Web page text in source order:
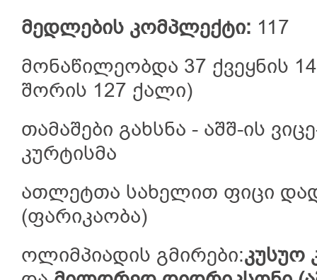
მედლების კომპლექტი: 117
მონაწილეობდა 37 ქვეყნის
შორის 127 ქალი)
თამაშები გახსნა - აშშ-ის
კურტისმა
ათლეტთა სახელით ფიცი
(ფარიკაობა)
ოლიმპიადის გმირები:კუსუო